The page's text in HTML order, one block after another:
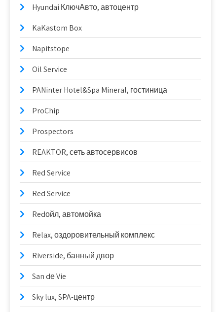
Hyundai КлючАвто, автоцентр
KaKastom Box
Napitstope
Oil Service
PANinter Hotel&Spa Mineral, гостиница
ProChip
Prospectors
REAKTOR, сеть автосервисов
Red Service
Red Service
Redойл, автомойка
Relax, оздоровительный комплекс
Riverside, банный двор
San dе Vie
Sky lux, SPA-центр